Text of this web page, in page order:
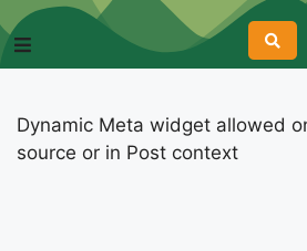
Dynamic Meta widget allowed
source or in Post context